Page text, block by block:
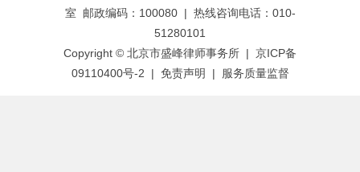
室 邮政编码：100080 | 热线咨询电话：010-
51280101
Copyright © 北京市盛峰律师事务所 | 京ICP备
09110400号-2 | 免责声明 | 服务质量监督